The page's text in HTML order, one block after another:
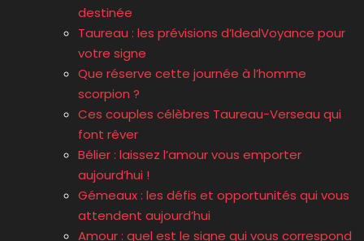
destinée
Taureau : les prévisions d’IdealVoyance pour
votre signe
Que réserve cette journée à l’homme
scorpion ?
Ces couples célèbres Taureau-Verseau qui
font rêver
Bélier : laissez l’amour vous emporter
aujourd’hui !
Gémeaux : les défis et opportunités qui vous
attendent aujourd’hui
Amour : quel est le signe qui vous correspond